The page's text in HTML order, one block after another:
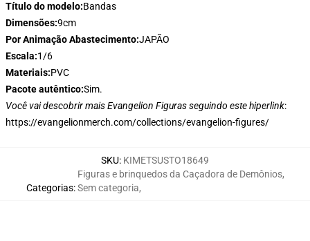
Título do modelo:Bandas
Dimensões:9cm
Por Animação Abastecimento:JAPÃO
Escala:1/6
Materiais:PVC
Pacote autêntico:Sim.
Você vai descobrir mais Evangelion Figuras seguindo este hiperlink:
https://evangelionmerch.com/collections/evangelion-figures/
SKU: KIMETSUSTO18649
Categorias:
Figuras e brinquedos da Caçadora de Demônios,
Sem categoria,